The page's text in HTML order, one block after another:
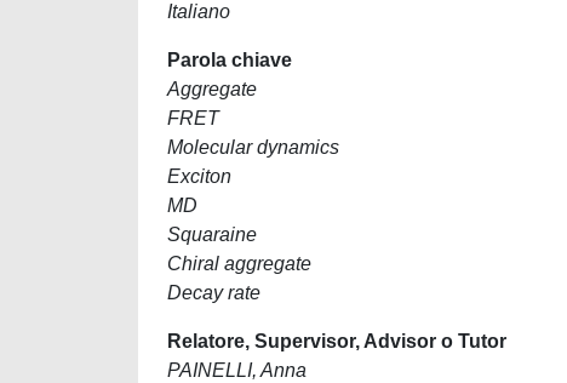
Italiano
Parola chiave
Aggregate
FRET
Molecular dynamics
Exciton
MD
Squaraine
Chiral aggregate
Decay rate
Relatore, Supervisor, Advisor o Tutor
PAINELLI, Anna